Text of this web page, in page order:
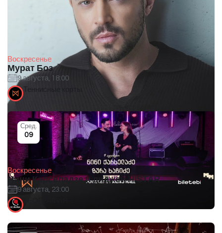
Воскресенье
Мурат Боз
9 августа, 18:00
Теннисные корты
Воскресенье
Нини Карселадзе и диджей HISTAR
9 августа, 23:00
Сред.
09